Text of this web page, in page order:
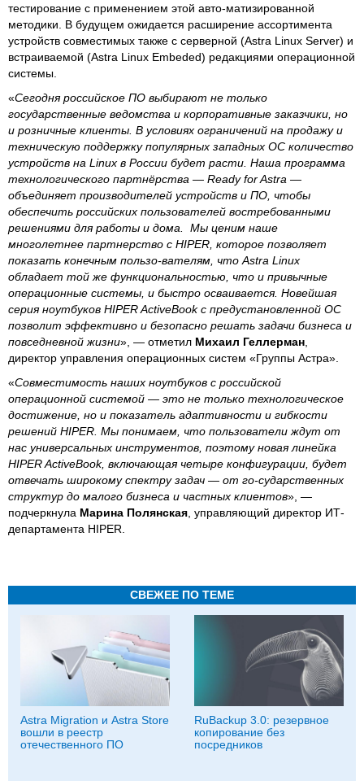
тестирование с применением этой авто-матизированной
методики. В будущем ожидается расширение ассортимента
устройств совместимых также с серверной (Astra Linux Server) и
встраиваемой (Astra Linux Embeded) редакциями операционной
системы.
«Сегодня российское ПО выбирают не только
государственные ведомства и корпоративные заказчики, но
и розничные клиенты. В условиях ограничений на продажу и
техническую поддержку популярных западных ОС количество
устройств на Linux в России будет расти. Наша программа
технологического партнёрства — Ready for Astra —
объединяет производителей устройств и ПО, чтобы
обеспечить российских пользователей востребованными
решениями для работы и дома. Мы ценим наше
многолетнее партнерство с HIPER, которое позволяет
показать конечным пользо-вателям, что Astra Linux
обладает той же функциональностью, что и привычные
операционные системы, и быстро осваивается. Новейшая
серия ноутбуков HIPER ActiveBook с предустановленной ОС
позволит эффективно и безопасно решать задачи бизнеса и
повседневной жизни», — отметил Михаил Геллерман
директор управления операционных систем «Группы Астра».
«Совместимость наших ноутбуков с российской
операционной системой — это не только технологическое
достижение, но и показатель адаптивности и гибкости
решений HIPER. Мы понимаем, что пользователи ждут от
нас универсальных инструментов, поэтому новая линейка
HIPER ActiveBook, включающая четыре конфигурации, будет
отвечать широкому спектру задач — от го-сударственных
структур до малого бизнеса и частных клиентов», —
подчеркнула Марина Полянская , управляющий директор ИТ-
департамента HIPER.
СВЕЖЕЕ ПО ТЕМЕ
Astra Migration и Astra Store
вошли в реестр
отечественного ПО
RuBackup 3.0: резервное
копирование без
посредников